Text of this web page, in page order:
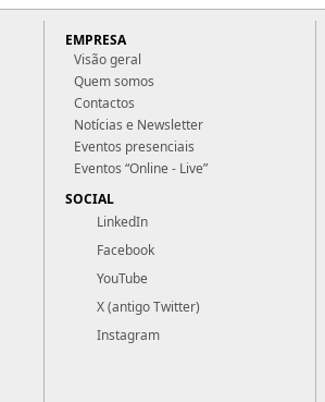
EMPRESA
Visão geral
Quem somos
Contactos
Notícias e Newsletter
Eventos presenciais
Eventos “Online - Live”
SOCIAL
LinkedIn
Facebook
YouTube
X (antigo Twitter)
Instagram